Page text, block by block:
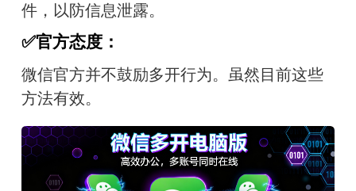
件，以防信息泄露。
✅官方态度：
微信官方并不鼓励多开行为。虽然目前这些
方法有效。